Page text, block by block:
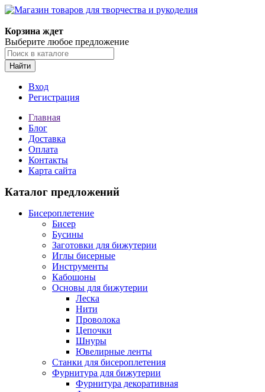
Корзина ждет
Выберите любое предложение
Найти
Вход
Регистрация
Главная
Блог
Доставка
Оплата
Контакты
Карта сайта
Каталог предложений
Бисероплетение
Бисер
Бусины
Заготовки для бижутерии
Иглы бисерные
Инструменты
Кабошоны
Основы для бижутерии
Леска
Нити
Проволока
Цепочки
Шнуры
Ювелирные ленты
Станки для бисероплетения
Фурнитура для бижутерии
Фурнитура декоративная